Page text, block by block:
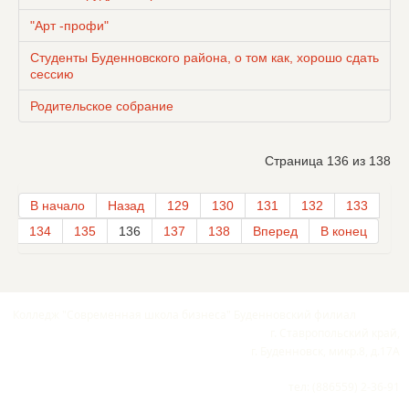
"Арт -профи"
Студенты Буденновского района, о том как, хорошо сдать
сессию
Родительское собрание
Страница 136 из 138
В начало Назад 129 130 131 132
133
134
135 136 137 138 Вперед В конец